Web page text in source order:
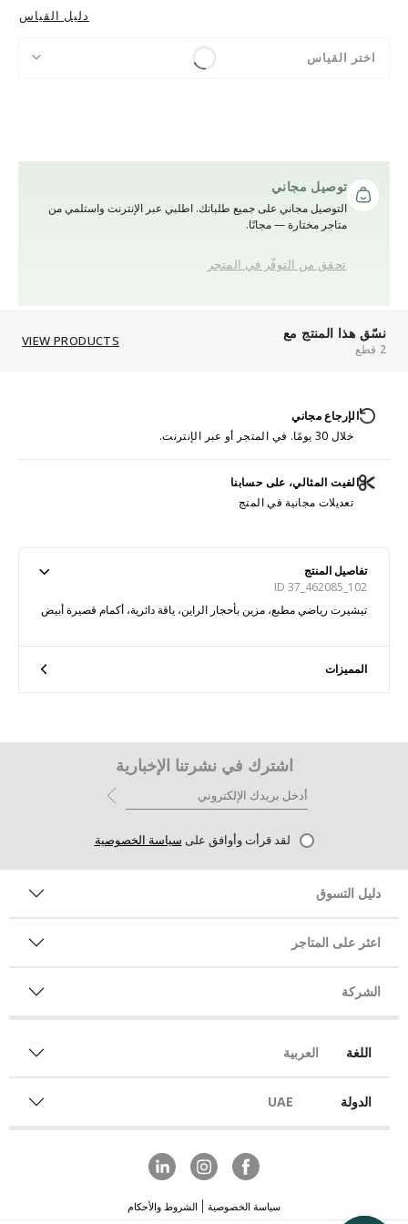
دليل القياس
اختر القياس
توصيل مجاني
التوصيل مجاني على جميع طلباتك. اطلبي عبر الإنترنت واستلمي من
متاجر مختارة — مجانًا.
تحقق من التوفّر في المتجر
نسّق هذا المنتج مع
2 قطع
VIEW PRODUCTS
الإرجاع مجاني
خلال 30 يومًا. في المتجر أو عبر الإنترنت.
الفيت المثالي، على حسابنا
تعديلات مجانية في المتج
تفاصيل المنتج
ID 37_462085_102
تيشيرت رياضي مطبع، مزين بأحجار الراين، ياقة دائرية، أكمام قصيرة أبيض
المميزات
اشترك في نشرتنا الإخبارية
لقد قرأت وأوافق على سياسة الخصوصية
دليل التسوق
اعثر على المتاجر
الشركة
اللغة العربية
الدولة UAE
سياسة الخصوصية الشروط والأحكام